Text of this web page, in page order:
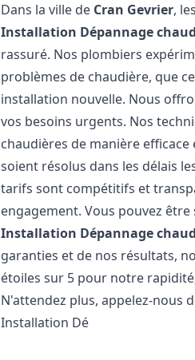
Dans la ville de Cran Gevrier,
Installation Dépannage
rassuré. Nos plombiers
problèmes de chaudière, que
installation nouvelle. Nous
vos besoins urgents. Nos
chaudières de manière
soient résolus dans les délais
tarifs sont compétitifs et
engagement. Vous pouvez
Installation Dépannage
garanties et de nos résultats,
étoiles sur 5 pour notre
N'attendez plus, appelez-nous
Installation Dé